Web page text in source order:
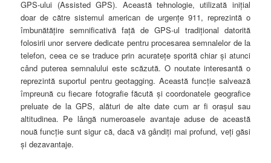
GPS-ului (Assisted GPS). Această tehnologie, utilizată iniţial
doar de către sistemul american de urgenţe 911, reprezintă o
îmbunătăţire semnificativă faţă de GPS-ul tradiţional datorită
folosirii unor servere dedicate pentru procesarea semnalelor de la
telefon, ceea ce se traduce prin acurateţe sporită chiar şi atunci
când puterea semnalului este scăzută. O noutate interesantă o
reprezintă suportul pentru geotagging. Această funcţie salvează
împreună cu fiecare fotografie făcută şi coordonatele geografice
preluate de la GPS, alături de alte date cum ar fi oraşul sau
altitudinea. Pe lângă numeroasele avantaje aduse de această
nouă funcţie sunt sigur că, dacă vă gândiţi mai profund, veţi găsi
şi dezavantaje.